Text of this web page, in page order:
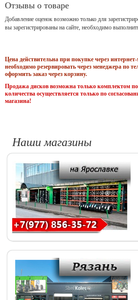
Отзывы о товаре
Добавление оценок возможно только для
вы зарегистрированы на сайте, необходимо
Цена действительна при покупке через
необходимо резервировать через менеджера по
оформить заказ через корзину.
Продажа дисков возможна только комплектом
количества осуществляется только по
магазина!
Наши магазины